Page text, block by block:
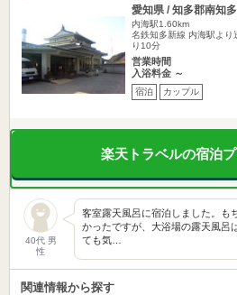
愛知県 / 知多郡南知
内海駅1.60km
名鉄知多新線 内海駅より
り10分
営業時間
入浴料金 ～
宿泊 カップル
楽天トラベルの宿泊
40代 男
性
客室露天風呂に宿泊しました。も
かったですが、大浴場の露天風呂
ても気…
関連情報から探す